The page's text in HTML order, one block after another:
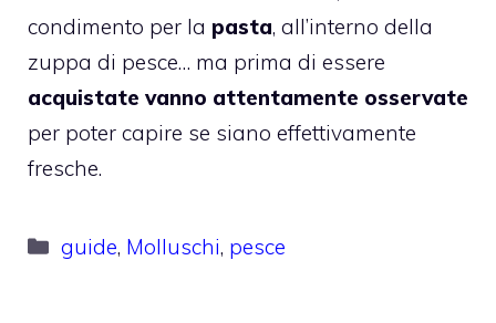
condimento per la pasta, all’interno della
zuppa di pesce… ma prima di essere
acquistate vanno attentamente osservate
per poter capire se siano effettivamente
fresche.
Categorie
guide, Molluschi, pesce